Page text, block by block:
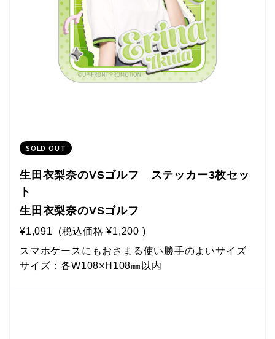
SOLD OUT
生田衣梨奈のVSゴルフ ステッカー3枚セッ
ト
生田衣梨奈のVSゴルフ
¥1,091 (税込価格 ¥1,200 )
スマホケースにもおさまる使い勝手のよいサイズ
サイズ：各W108×H108㎜以内